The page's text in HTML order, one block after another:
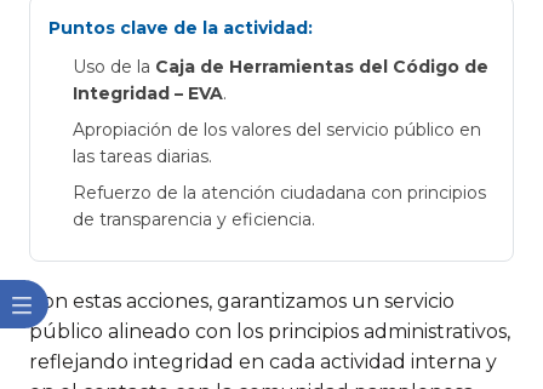
Puntos clave de la actividad:
Uso de la Caja de Herramientas del Código de
Integridad – EVA.
Apropiación de los valores del servicio público en
las tareas diarias.
Refuerzo de la atención ciudadana con principios
de transparencia y eficiencia.
Con estas acciones, garantizamos un servicio
público alineado con los principios administrativos,
reflejando integridad en cada actividad interna y